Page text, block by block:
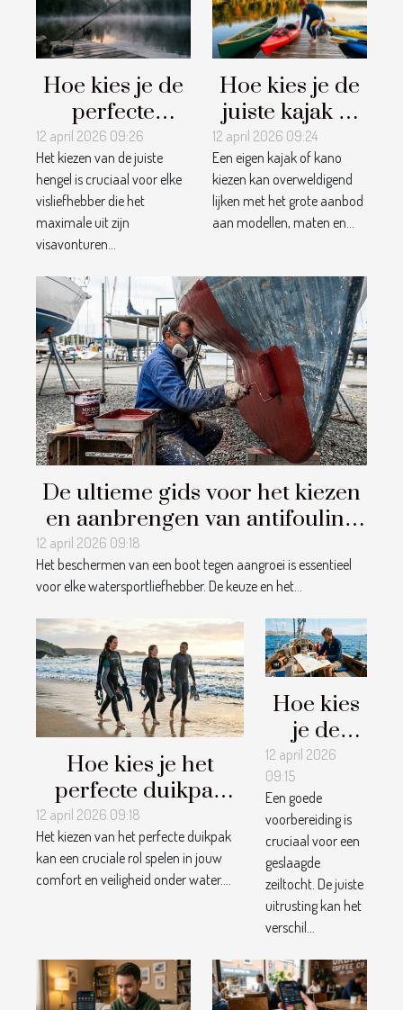
Hoe kies je de
perfecte
hengel voor
jouw
visavonturen?
12 april 2026 09:26
Het kiezen van de juiste
hengel is cruciaal voor elke
visliefhebber die het
maximale uit zijn
visavonturen...
Hoe kies je de
juiste kajak of
kano voor jouw
avonturen?
12 april 2026 09:24
Een eigen kajak of kano
kiezen kan overweldigend
lijken met het grote aanbod
aan modellen, maten en...
De ultieme gids voor het kiezen
en aanbrengen van antifouling
12 april 2026 09:18
Het beschermen van een boot tegen aangroei is essentieel
voor elke watersportliefhebber. De keuze en het...
Hoe kies je het
perfecte duikpak
voor verschillende
watertemperaturen?
12 april 2026 09:18
Het kiezen van het perfecte duikpak
kan een cruciale rol spelen in jouw
comfort en veiligheid onder water....
Hoe kies
je de
perfecte
uitrusting
voor jouw
zeiltocht?
12 april 2026
09:15
Een goede
voorbereiding is
cruciaal voor een
geslaagde
zeiltocht. De juiste
uitrusting kan het
verschil...